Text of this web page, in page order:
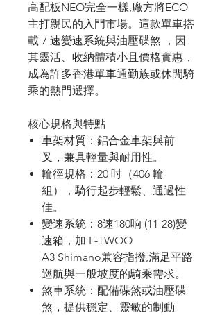
高配板NEO完全一樣,廠方將ECO
主打親民的入門市場。這款單車搭
載 7 速變速系統與油壓碟煞 ，因
其靈活、收納體積小且價格實惠，
成為許多香港單車通勤族或休閒騎
乘的熱門選擇。
核心規格與特點
車架材質 ：鋁合金車架與前
叉，兼具輕量與耐用性。
輪徑規格 ： 20 吋（406 輪
組），騎行起步輕鬆、通過性
佳。
變速系統 ： 8速180响 (11-28)變
速箱，加 L-TWOO
A3 Shimano兼容指撥,滿足平路
巡航與一般坡度的騎乘需求。
煞車系統 ：配備碟煞或油壓碟
煞，提供穩定、靈敏的制動